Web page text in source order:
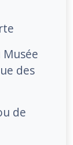
des
de